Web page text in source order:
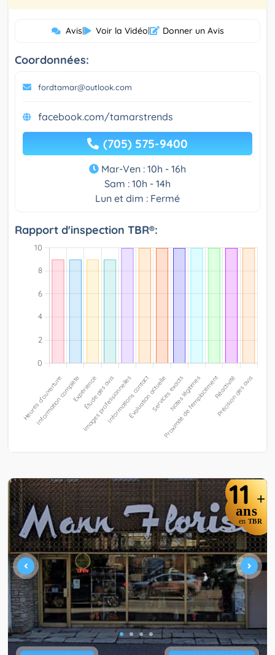
Avis| Voir la Vidéo| Donner un Avis
Coordonnées:
fordtamar@outlook.com
facebook.com/tamarstrends
(705) 575-9400
Mar-Ven : 10h - 16h
Sam : 10h - 14h
Lun et dim : Fermé
Rapport d'inspection TBR®:
11 +
ans
en TBR